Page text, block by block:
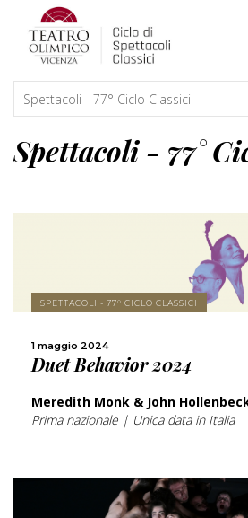
Spettacoli - 77°
SPETTACOLI - 77° CICLO CLASSICI
1 maggio 2024
Duet Behavior 2024
Meredith Monk & John
Prima nazionale | Unica data in Italia
SCOPRI DI PIÙ